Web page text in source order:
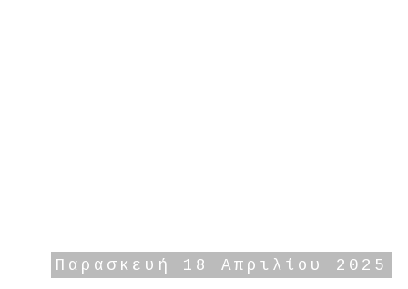
Παρασκευή 18 Απριλίου 2025